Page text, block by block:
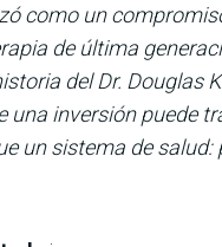
como un
de última
del Dr. Douglas
una inversión puede
un sistema de salud: